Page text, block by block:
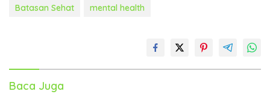
Batasan Sehat mental health
Baca Juga